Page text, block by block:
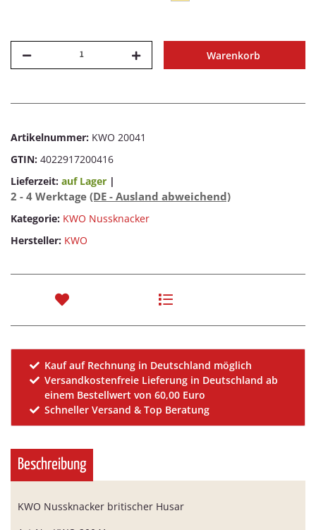
Warenkorb
Artikelnummer: KWO 20041
GTIN: 4022917200416
Lieferzeit: auf Lager |
2 - 4 Werktage (DE - Ausland abweichend)
Kategorie: KWO Nussknacker
Hersteller: KWO
Kauf auf Rechnung in Deutschland möglich
Versandkostenfreie Lieferung in Deutschland ab
einem Bestellwert von 60,00 Euro
Schneller Versand & Top Beratung
Beschreibung
KWO Nussknacker britischer Husar